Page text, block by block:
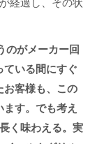
のがメーカー回
いる間にすぐ
客様も、この
す。でも考え
く味わえる。実